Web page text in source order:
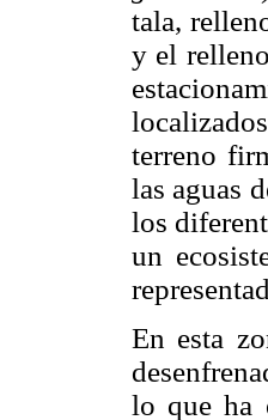
tala,
y el
terreno
las aguas
los
un
En esta
lo que ha